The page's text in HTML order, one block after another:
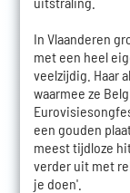
In Vlaanderen
met een heel
veelzijdig. Haar
waarmee ze
een gouden
meest tijdloze
verder uit met
je doen'.